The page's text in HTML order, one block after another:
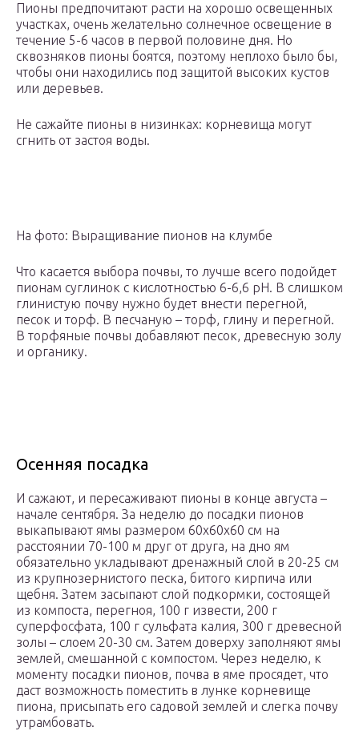
Пионы предпочитают расти на хорошо освещенных
участках, очень желательно солнечное освещение в
течение 5-6 часов в первой половине дня. Но
сквозняков пионы боятся, поэтому неплохо было бы,
чтобы они находились под защитой высоких кустов
или деревьев.
Не сажайте пионы в низинках: корневища могут
сгнить от застоя воды.
На фото: Выращивание пионов на клумбе
Что касается выбора почвы, то лучше всего подойдет
пионам суглинок с кислотностью 6-6,6 pH. В слишком
глинистую почву нужно будет внести перегной,
песок и торф. В песчаную – торф, глину и перегной.
В торфяные почвы добавляют песок, древесную золу
и органику.
Осенняя посадка
И сажают, и пересаживают пионы в конце августа –
начале сентября. За неделю до посадки пионов
выкапывают ямы размером 60х60х60 см на
расстоянии 70-100 м друг от друга, на дно ям
обязательно укладывают дренажный слой в 20-25 см
из крупнозернистого песка, битого кирпича или
щебня. Затем засыпают слой подкормки, состоящей
из компоста, перегноя, 100 г извести, 200 г
суперфосфата, 100 г сульфата калия, 300 г древесной
золы – слоем 20-30 см. Затем доверху заполняют ямы
землей, смешанной с компостом. Через неделю, к
моменту посадки пионов, почва в яме просядет, что
даст возможность поместить в лунке корневище
пиона, присыпать его садовой землей и слегка почву
утрамбовать.